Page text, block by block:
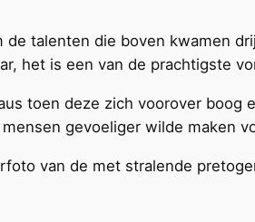
talenten die boven kwamen
het is een van de prachtigste
toen deze zich voorover boog
gevoeliger wilde maken
van de met stralende